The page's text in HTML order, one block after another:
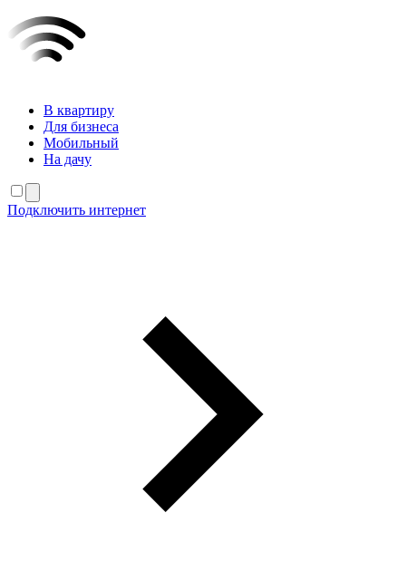
В квартиру
Для бизнеса
Мобильный
На дачу
Подключить интернет